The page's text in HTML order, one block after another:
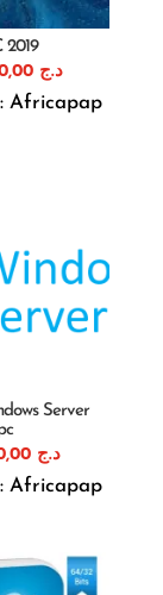
2019
د.ج 26.000,00
Africapap
Server
د.ج 13.200,00
Africapap